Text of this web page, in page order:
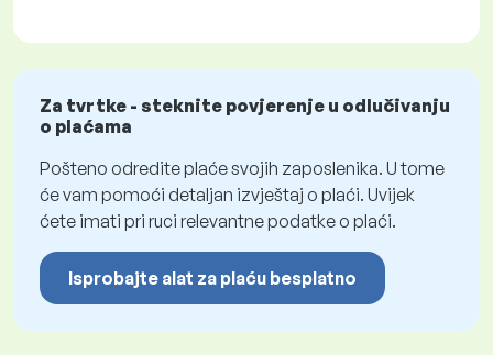
Za tvrtke - steknite povjerenje u odlučivanju
o plaćama
Pošteno odredite plaće svojih zaposlenika. U tome
će vam pomoći detaljan izvještaj o plaći. Uvijek
ćete imati pri ruci relevantne podatke o plaći.
Isprobajte alat za plaću besplatno